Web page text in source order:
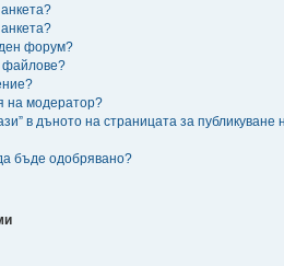
форум?
файлове?
на модератор?
в дъното на страницата за публикуване
бъде одобрявано?